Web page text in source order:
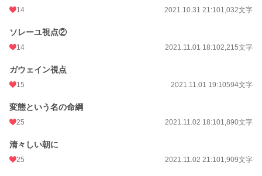
14 2021.10.31 21:101,032文字
ソレーユ視点②
14 2021.11.01 18:102,215文字
ガウェイン視点
15 2021.11.01 19:10594文字
変態という名の命綱
25 2021.11.02 18:101,890文字
清々しい朝に
25 2021.11.02 21:101,909文字